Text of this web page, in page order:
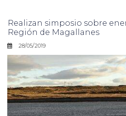
Realizan simposio sobre
Región de Magallanes
28/05/2019